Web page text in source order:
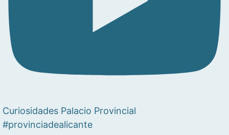
Curiosidades Palacio Provincial
#provinciadealicante